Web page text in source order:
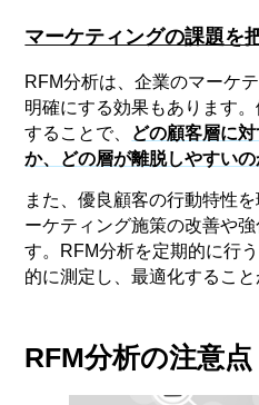
マーケティングの課題を
RFM分析は、企業のマーケ
明確にする効果もあります
することで、 どの顧客層に
か、どの層が離脱しやすいの
また、優良顧客の行動特性
ーケティング施策の改善や
す。RFM分析を定期的に行
的に測定し、最適化すること
RFM分析の注意点